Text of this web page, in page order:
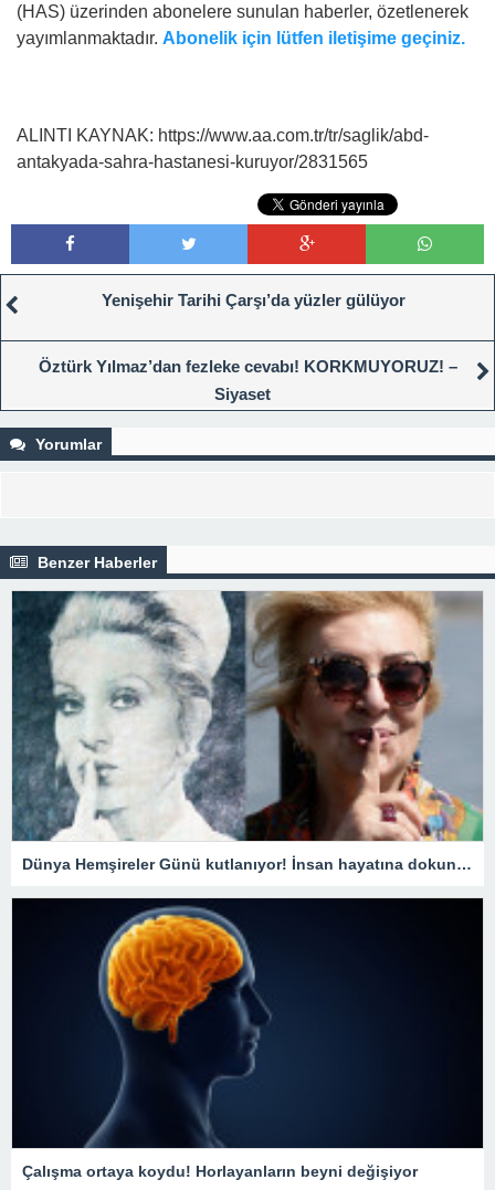
(HAS) üzerinden abonelere sunulan haberler, özetlenerek
yayımlanmaktadır. Abonelik için lütfen iletişime geçiniz.
ALINTI KAYNAK: https://www.aa.com.tr/tr/saglik/abd-
antakyada-sahra-hastanesi-kuruyor/2831565
Yenişehir Tarihi Çarşı’da yüzler gülüyor
Öztürk Yılmaz’dan fezleke cevabı! KORKMUYORUZ! –
Siyaset
Yorumlar
Benzer Haberler
Dünya Hemşireler Günü kutlanıyor! İnsan hayatına dokunuşlarına dikkat çekildi
Çalışma ortaya koydu! Horlayanların beyni değişiyor